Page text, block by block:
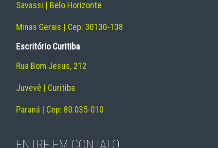
Savassi | Belo Horizonte
Minas Gerais | Cep: 30130-138
Escritório Curitiba
Rua Bom Jesus, 212
Juvevê | Curitiba
Paraná | Cep: 80.035-010
ENTRE EM CONTATO